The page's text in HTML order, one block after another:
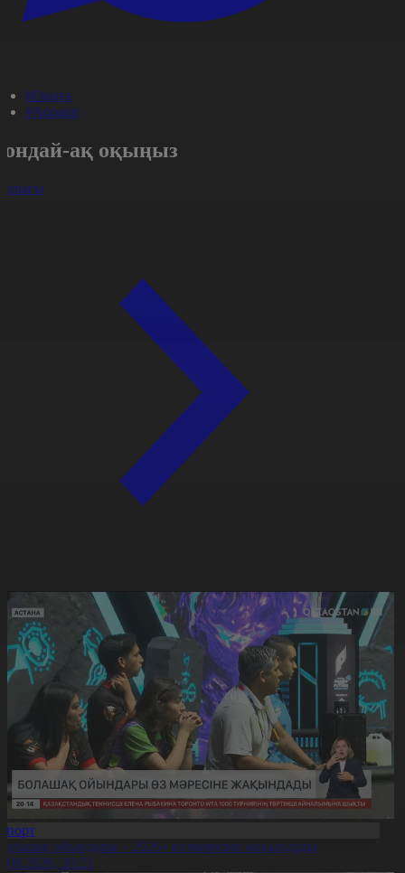
#Оқиға
#Aqparat
ақ оқыңыз
ойындары – 2026» өз мәресіне жақындады
20:21